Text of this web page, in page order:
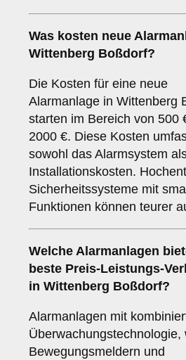
Was kosten neue
Wittenberg Boßdorf?
Die Kosten für eine neue
Alarmanlage in Wittenberg
starten im Bereich von 500
2000 €. Diese Kosten
sowohl das Alarmsystem
Installationskosten.
Sicherheitssysteme mit
Funktionen können teurer
Welche Alarmanlagen
beste Preis-Leistungs-
in Wittenberg Boßdorf?
Alarmanlagen mit
Überwachungstechnologie,
Bewegungsmeldern und